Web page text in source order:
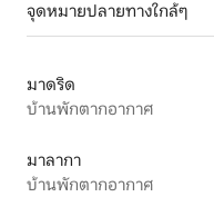
จุดหมายปลายทางใกล้ๆ
มาดริด
บ้านพักตากอากาศ
มาลากา
บ้านพักตากอากาศ